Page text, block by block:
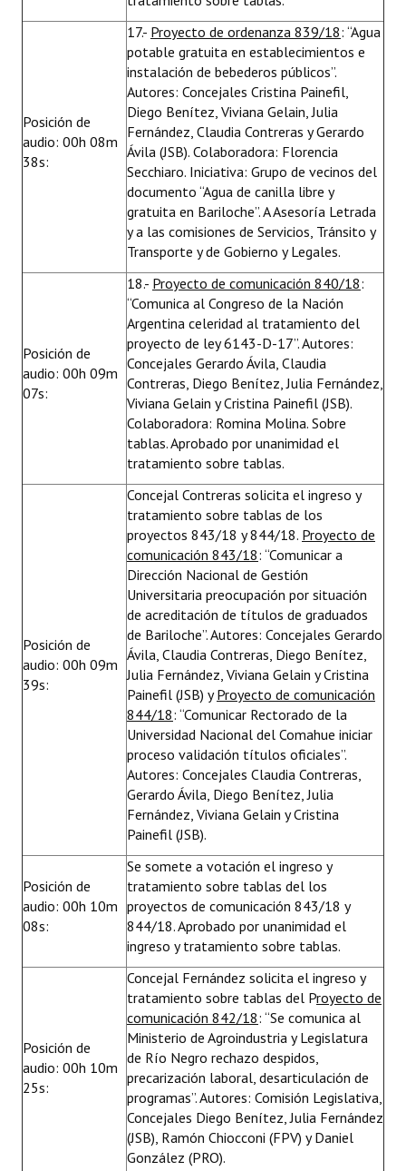
Posición de
audio: 00h 08m
38s:
17.- Proyecto de ordenanza 839/18: “Agua
potable gratuita en establecimientos e
instalación de bebederos públicos”.
Autores: Concejales Cristina Painefil,
Diego Benítez, Viviana Gelain, Julia
Fernández, Claudia Contreras y Gerardo
Ávila (JSB). Colaboradora: Florencia
Secchiaro. Iniciativa: Grupo de vecinos del
documento “Agua de canilla libre y
gratuita en Bariloche”. A Asesoría Letrada
y a las comisiones de Servicios, Tránsito y
Transporte y de Gobierno y Legales.
Posición de
audio: 00h 09m
07s:
18.- Proyecto de comunicación 840/18:
“Comunica al Congreso de la Nación
Argentina celeridad al tratamiento del
proyecto de ley 6143-D-17”. Autores:
Concejales Gerardo Ávila, Claudia
Contreras, Diego Benítez, Julia Fernández,
Viviana Gelain y Cristina Painefil (JSB).
Colaboradora: Romina Molina. Sobre
tablas. Aprobado por unanimidad el
tratamiento sobre tablas.
Posición de
audio: 00h 09m
39s:
Concejal Contreras solicita el ingreso y
tratamiento sobre tablas de los
proyectos 843/18 y 844/18. Proyecto de
comunicación 843/18: “Comunicar a
Dirección Nacional de Gestión
Universitaria preocupación por situación
de acreditación de títulos de graduados
de Bariloche”. Autores: Concejales Gerardo
Ávila, Claudia Contreras, Diego Benítez,
Julia Fernández, Viviana Gelain y Cristina
Painefil (JSB) yProyecto de comunicación
844/18: “Comunicar Rectorado de la
Universidad Nacional del Comahue iniciar
proceso validación títulos oficiales”.
Autores: Concejales Claudia Contreras,
Gerardo Ávila, Diego Benítez, Julia
Fernández, Viviana Gelain y Cristina
Painefil (JSB).
Posición de
audio: 00h 10m
08s:
Se somete a votación el ingreso y
tratamiento sobre tablas del los
proyectos de comunicación 843/18 y
844/18. Aprobado por unanimidad el
ingreso y tratamiento sobre tablas.
Posición de
audio: 00h 10m
25s:
Concejal Fernández solicita el ingreso y
tratamiento sobre tablas del Proyecto de
comunicación 842/18: “Se comunica al
Ministerio de Agroindustria y Legislatura
de Río Negro rechazo despidos,
precarización laboral, desarticulación de
programas”. Autores: Comisión Legislativa,
Concejales Diego Benítez, Julia Fernández
(JSB), Ramón Chiocconi (FPV) y Daniel
González (PRO).